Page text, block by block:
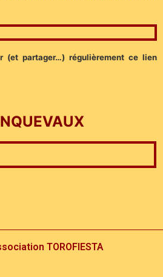
(et partager…) régulièrement ce lien
TOROFIESTA